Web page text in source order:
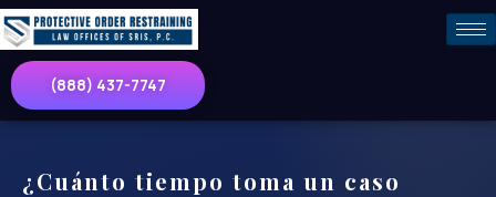
(888) 437-7747
¿Cuánto tiempo toma un caso